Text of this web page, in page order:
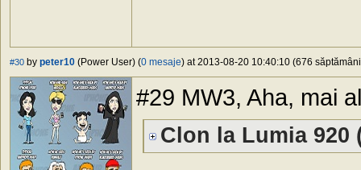
#30 by peter10 (Power User) (0 mesaje) at 2013-08-20 10:40:10 (676
#29 MW3, Aha, mai
Clon la Lumia 920